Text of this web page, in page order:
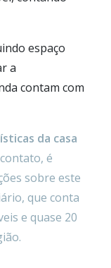
espaço
a
contam com
da casa
é
sobre este
que conta
e quase 20